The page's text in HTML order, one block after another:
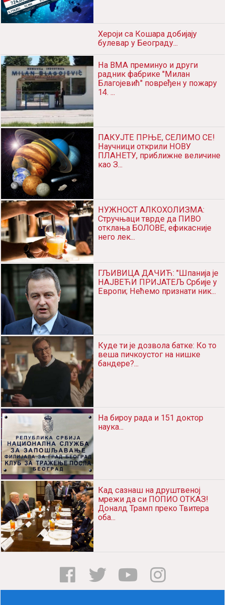
Хероји са Кошара добијају
булевар у Београду...
На ВМА преминуо и други
радник фабрике "Милан
Благојевић" повређен у пожару
14. ...
ПАКУЈТЕ ПРЊЕ, СЕЛИМО СЕ!
Научници открили НОВУ
ПЛАНЕТУ, приближне величине
као З...
НУЖНОСТ АЛКОХОЛИЗМА:
Стручњаци тврде да ПИВО
отклања БОЛОВЕ, ефикасније
него лек...
ГЉИВИЦА ДАЧИЋ: "Шпанија је
НАЈВЕЋИ ПРИЈАТЕЉ Србије у
Европи; Нећемо признати ник...
Куде ти је дозвола батке: Ко то
веша пичкоустог на нишке
бандере?...
На бироу рада и 151 доктор
наука...
Кад сазнаш на друштвеној
мрежи да си ПОПИО ОТКАЗ!
Доналд Трамп преко Твитера
оба...